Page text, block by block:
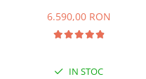
Cauciucuri
Controllere
ACCESORII
6.590,00 RON
IN STOC